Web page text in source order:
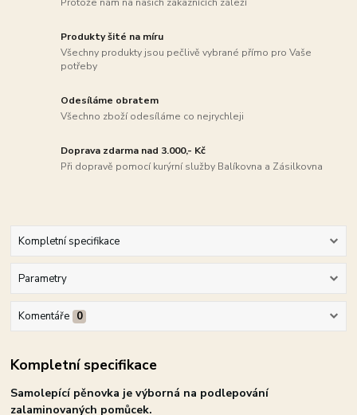
Produkty šité na míru
Všechny produkty jsou pečlivě vybrané přímo pro Vaše
potřeby
Odesíláme obratem
Všechno zboží odesíláme co nejrychleji
Doprava zdarma nad 3.000,- Kč
Při dopravě pomocí kurýrní služby Balíkovna a Zásilkovna
Kompletní specifikace
Parametry
Komentáře 0
Kompletní specifikace
Samolepící pěnovka je výborná na podlepování
zalaminovaných pomůcek.